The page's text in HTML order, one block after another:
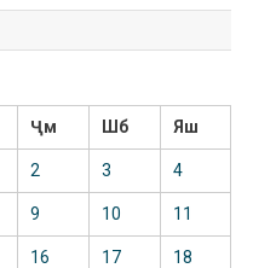
Ҷм Шб Яш
2 3 4
9 10 11
16 17 18